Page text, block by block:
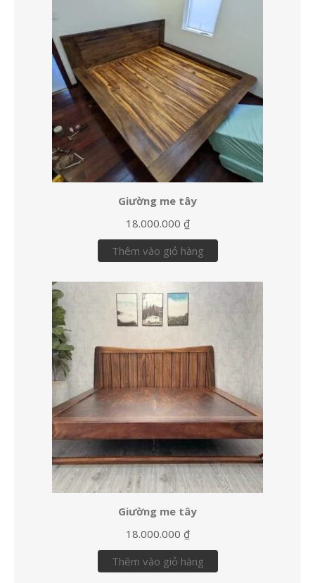
Giường me tây
18.000.000 ₫
Thêm vào giỏ hàng
Giường me tây
18.000.000 ₫
Thêm vào giỏ hàng